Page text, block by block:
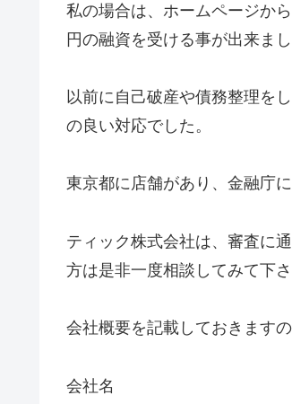
私の場合は、ホームページか
円の融資を受ける事が出来まし
以前に自己破産や債務整理を
の良い対応でした。
東京都に店舗があり、金融庁
ティック株式会社は、審査に
方は是非一度相談してみて下さ
会社概要を記載しておきます
会社名